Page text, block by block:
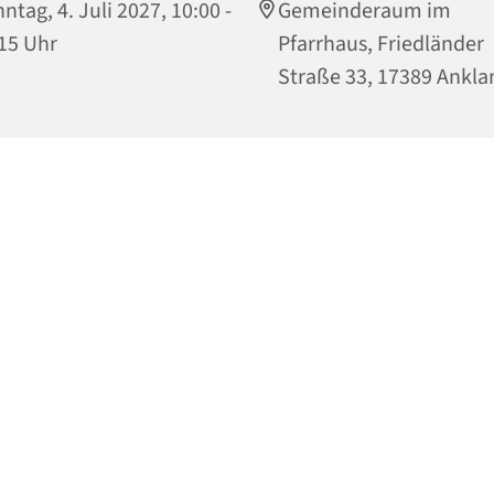
4. Juli 2027, 10:00 -
Uhr
Gemeinderaum im
Pfarrhaus, Friedländer
Straße 33, 17389